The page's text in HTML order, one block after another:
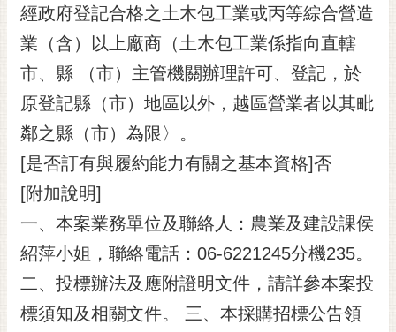
經政府登記合格之土木包工業或丙等綜合營造
業（含）以上廠商（土木包工業係指向直轄
市、縣 （市）主管機關辦理許可、登記，於
原登記縣（市）地區以外，越區營業者以其毗
鄰之縣（市）為限〉。
[是否訂有與履約能力有關之基本資格]否
[附加說明]
一、本案業務單位及聯絡人：農業及建設課侯
紹萍小姐，聯絡電話：06-6221245分機235。
二、投標辦法及應附證明文件，請詳參本案投
標須知及相關文件。 三、本採購招標公告領